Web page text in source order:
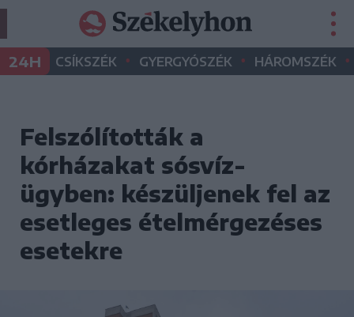
24H CSÍKSZÉK • GYERGYÓSZÉK • HÁROMSZÉK •
Felszólították a
kórházakat sósvíz-
ügyben: készüljenek fel az
esetleges ételmérgezéses
esetekre